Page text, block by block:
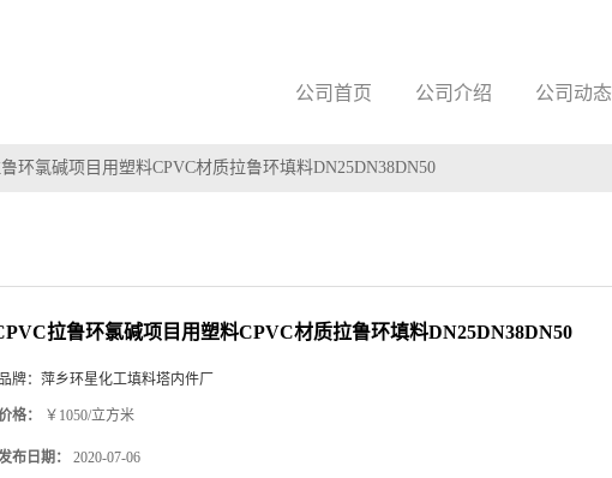
公司首页 公司介绍 公司动态
环氯碱项目用塑料CPVC材质拉鲁环填料DN25DN38DN50
拉鲁环氯碱项目用塑料CPVC材质拉鲁环填料DN25DN38DN50
品牌： 萍乡环星化工填料塔内件厂
格： ￥1050/立方米
布日期： 2020-07-06